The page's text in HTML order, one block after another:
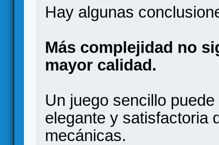
Hay algunas
Más complejidad no
mayor calidad.
Un juego sencillo
elegante y satisfactoria
mecánicas.